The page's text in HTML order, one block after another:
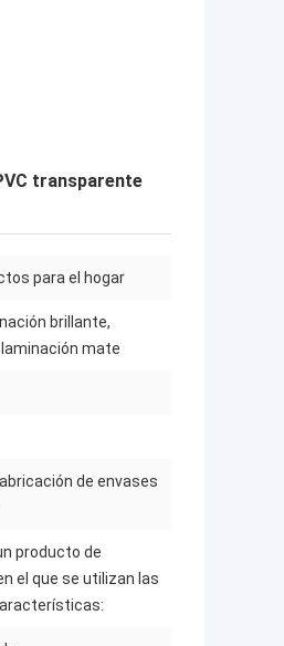
transparente
para el hogar
brillante,
mate
de envases
producto de
el que se utilizan las